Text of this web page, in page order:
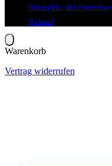
Privatsphäre und Datenschutz
Widerruf
Warenkorb
Vertrag widerrufen